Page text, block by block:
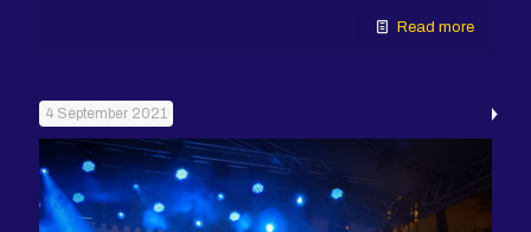
Read more
4 September 2021